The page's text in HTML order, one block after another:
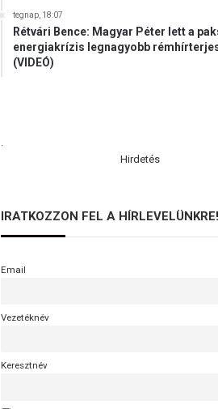
tegnap, 18:07
Rétvári Bence: Magyar Péter lett a
energiakrízis legnagyobb
(VIDEÓ)
.
Hirdetés
IRATKOZZON FEL A HÍRLEVELÜNKRE!
Email
Vezetéknév
Keresztnév